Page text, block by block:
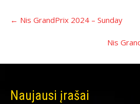
navigacija
← Nis GrandPrix 2024 – Sunday
Nis
Naujausi įrašai